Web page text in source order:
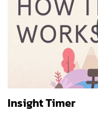
Insight Timer